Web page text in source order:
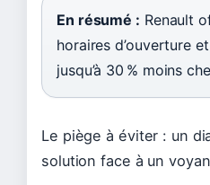
En résumé : Renault
horaires d’ouverture
jusqu’à 30 % moins
Le piège à éviter : un
solution face à un